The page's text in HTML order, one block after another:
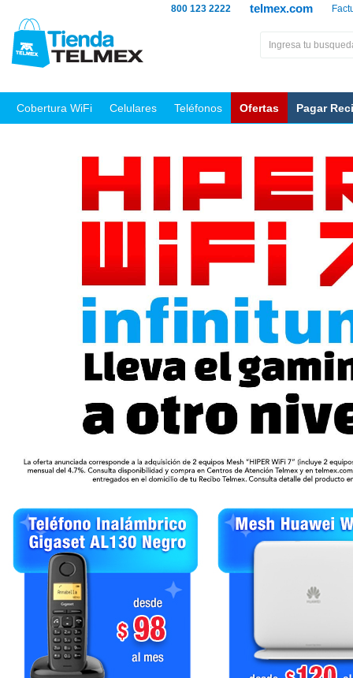
telmex.com
800 123 2222
Cobertura WiFi Celulares Teléfonos Ofertas Pagar